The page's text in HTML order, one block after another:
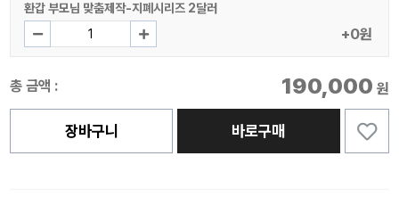
환갑 부모님 맞춤제작-지폐시리즈 2달러
+0원
총 금액 : 190,000 원
장바구니 바로구매